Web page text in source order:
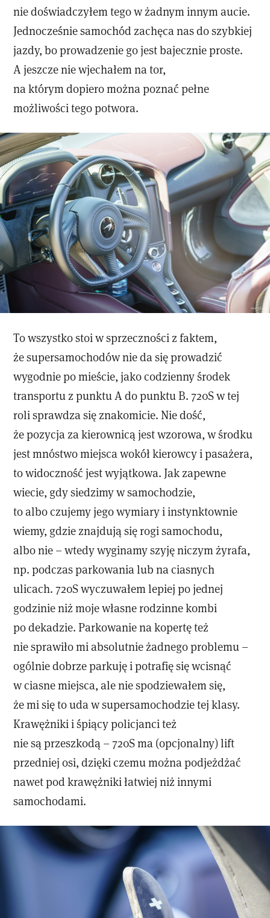
nie doświadczyłem tego w żadnym innym aucie.
Jednocześnie samochód zachęca nas do szybkiej
jazdy, bo prowadzenie go jest bajecznie proste.
A jeszcze nie wjechałem na tor,
na którym dopiero można poznać pełne
możliwości tego potwora.
To wszystko stoi w sprzeczności z faktem,
że supersamochodów nie da się prowadzić
wygodnie po mieście, jako codzienny środek
transportu z punktu A do punktu B. 720S w tej
roli sprawdza się znakomicie. Nie dość,
że pozycja za kierownicą jest wzorowa, w środku
jest mnóstwo miejsca wokół kierowcy i pasażera,
to widoczność jest wyjątkowa. Jak zapewne
wiecie, gdy siedzimy w samochodzie,
to albo czujemy jego wymiary i instynktownie
wiemy, gdzie znajdują się rogi samochodu,
albo nie – wtedy wyginamy szyję niczym żyrafa,
np. podczas parkowania lub na ciasnych
ulicach. 720S wyczuwałem lepiej po jednej
godzinie niż moje własne rodzinne kombi
po dekadzie. Parkowanie na kopertę też
nie sprawiło mi absolutnie żadnego problemu –
ogólnie dobrze parkuję i potrafię się wcisnąć
w ciasne miejsca, ale nie spodziewałem się,
że mi się to uda w supersamochodzie tej klasy.
Krawężniki i śpiący policjanci też
nie są przeszkodą – 720S ma (opcjonalny) lift
przedniej osi, dzięki czemu można podjeżdżać
nawet pod krawężniki łatwiej niż innymi
samochodami.